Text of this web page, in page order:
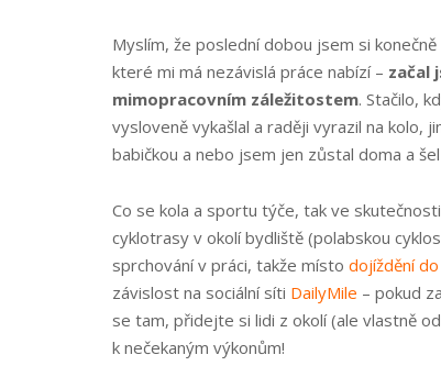
Myslím, že poslední dobou jsem si
které mi má nezávislá práce nabízí – začal
mimopracovním záležitostem. Stačilo,
vysloveně vykašlal a raději vyrazil na kolo,
babičkou a nebo jsem jen zůstal doma a
Co se kola a sportu týče, tak ve
cyklotrasy v okolí bydliště (polabskou
sprchování v práci, takže místo dojíždění
závislost na sociální síti DailyMile – pokud
se tam, přidejte si lidi z okolí (ale vlastně
k nečekaným výkonům!